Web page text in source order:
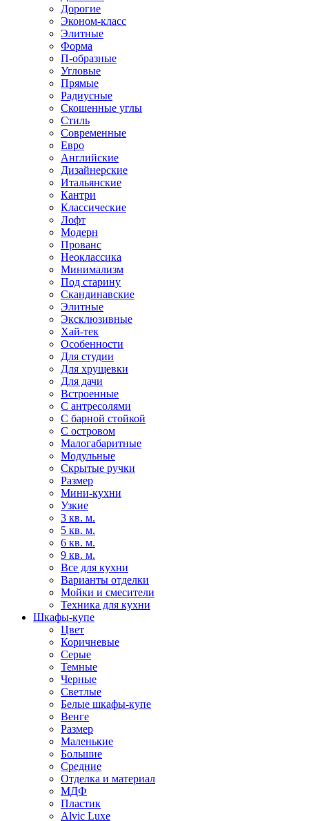
Дорогие
Эконом-класс
Элитные
Форма
П-образные
Угловые
Прямые
Радиусные
Скошенные углы
Стиль
Современные
Евро
Английские
Дизайнерские
Итальянские
Кантри
Классические
Лофт
Модерн
Прованс
Неоклассика
Минимализм
Под старину
Скандинавские
Элитные
Эксклюзивные
Хай-тек
Особенности
Для студии
Для хрущевки
Для дачи
Встроенные
С антресолями
С барной стойкой
С островом
Малогабаритные
Модульные
Скрытые ручки
Размер
Мини-кухни
Узкие
3 кв. м.
5 кв. м.
6 кв. м.
9 кв. м.
Все для кухни
Варианты отделки
Мойки и смесители
Техника для кухни
Шкафы-купе
Цвет
Коричневые
Серые
Темные
Черные
Светлые
Белые шкафы-купе
Венге
Размер
Маленькие
Большие
Средние
Отделка и материал
МДФ
Пластик
Alvic Luxe